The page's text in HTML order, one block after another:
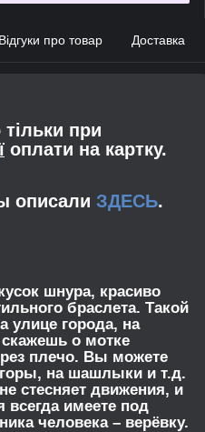
Відгуки про товар Доставка
при
оплати на картку.
описали ЗДЕСЬ.
шнура, красиво
браслета. Такой
улице города, на
скажешь о мотке
плечо. Вы можете
горы, на шашлыки и т.д.
стесняет движения, и
всегда имеете под
человека – верёвку.